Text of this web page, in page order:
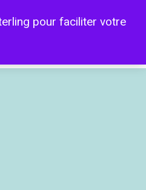
pour faciliter votre